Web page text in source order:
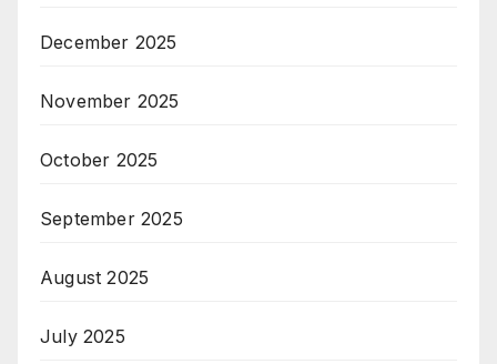
December 2025
November 2025
October 2025
September 2025
August 2025
July 2025